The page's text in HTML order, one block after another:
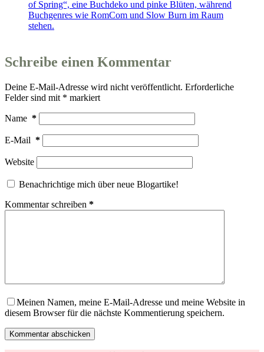
Schreibe einen Kommentar
Deine E-Mail-Adresse wird nicht veröffentlicht. Erforderliche
Felder sind mit * markiert
Name *
E-Mail *
Website
Benachrichtige mich über neue Blogartike!
Kommentar schreiben *
Meinen Namen, meine E-Mail-Adresse und meine Website in
diesem Browser für die nächste Kommentierung speichern.
Kommentar abschicken